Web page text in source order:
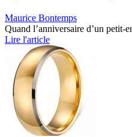
Maurice Bontemps
Quand l’anniversaire d’un petit-
Lire l'article